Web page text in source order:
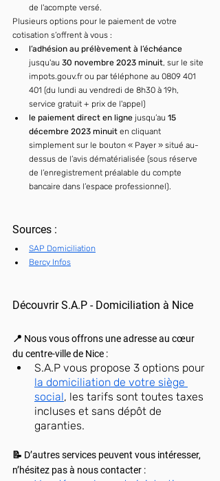
de l'acompte versé.
Plusieurs options pour le paiement de votre
cotisation s’offrent à vous :
l’adhésion au prélèvement à l’échéance
jusqu'au 30 novembre 2023 minuit sur le site
impots.gouv.fr ou par téléphone au 0809 401
401 (du lundi au vendredi de 8h30 à 19h,
service gratuit + prix de l'appel)
le paiement direct en ligne jusqu’au 15
décembre 2023 minuit en cliquant
simplement sur le bouton « Payer » situé au-
dessus de l’avis dématérialisée (sous réserve
de l’enregistrement préalable du compte
bancaire dans l’espace professionnel).
Sources :
SAP Domiciliation
Bercy Infos
Découvrir S.A.P - Domiciliation à Nice
📍 Nous vous offrons une adresse au cœur
du centre-ville de Nice :
S.A.P vous propose 3 options pour
la domiciliation de votre siège
social, les tarifs sont toutes taxes
incluses et sans dépôt de
garanties.
📝 D’autres services peuvent vous intéresser,
n’hésitez pas à nous contacter :